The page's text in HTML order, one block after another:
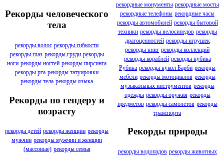
Рекорды человеческого
тела
рекорды волос рекорды гибкости
рекорды глаз рекорды груди рекорды
ноги рекорды ногтей рекорды пирсинга
рекорды рта рекорды татуировки
рекорды тела рекорды языка
Рекорды по гендеру и
возрасту
рекорды детей рекорды женщин рекорды
мужчин рекорды мужчин и женщин
(массовые) рекорды семья
рекордные монументы рекордные мосты
рекордные телефоны рекордные часы
рекорды автомобилей рекорды бытовой
техники рекорды велосипедов рекорды
драгоценностей рекорды игрушек
рекорды книг рекорды коллекций
рекорды кораблей рекорды кубика
Рубика рекорды кукол Барби рекорды
мебели рекорды мотоциклов рекорды
музыкальных инструментов рекорды
одежды рекорды оружия рекорды
предметов рекорды самолетов рекорды
транспорта
Рекорды природы
рекорды водопадов рекорды животных